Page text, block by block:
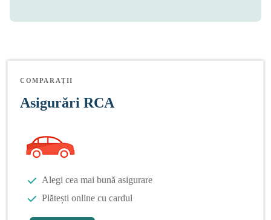
COMPARAȚII
Asigurări RCA
Alegi cea mai bună asigurare
Plătești online cu cardul